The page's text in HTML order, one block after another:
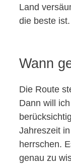
Land
die beste ist.
Wann
Die Route
Dann will
Jahreszeit
herrschen.
genau zu